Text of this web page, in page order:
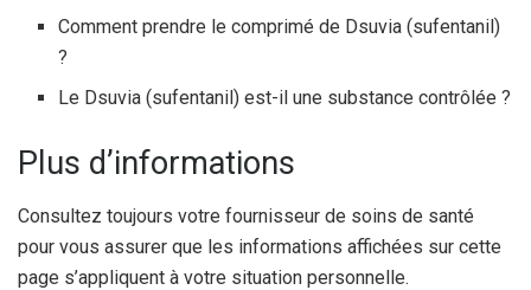
Comment prendre le comprimé de Dsuvia (sufentanil)
?
Le Dsuvia (sufentanil) est-il une substance contrôlée ?
Plus d’informations
Consultez toujours votre fournisseur de soins de santé
pour vous assurer que les informations affichées sur cette
page s’appliquent à votre situation personnelle.